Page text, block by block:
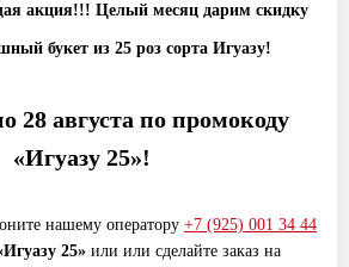
акция!!! Целый месяц дарим скидку
букет из 25 роз сорта Игуазу!
28 августа по промокоду
«Игуазу 25»!
нашему оператору +7 (925) 001 34 44
Игуазу 25» или или сделайте заказ на